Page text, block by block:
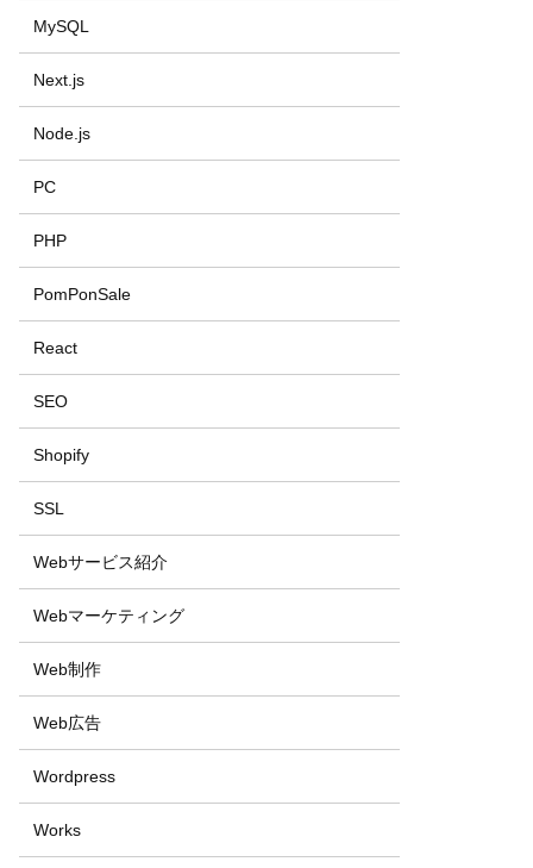
MySQL
Next.js
Node.js
PC
PHP
PomPonSale
React
SEO
Shopify
SSL
Webサービス紹介
Webマーケティング
Web制作
Web広告
Wordpress
Works